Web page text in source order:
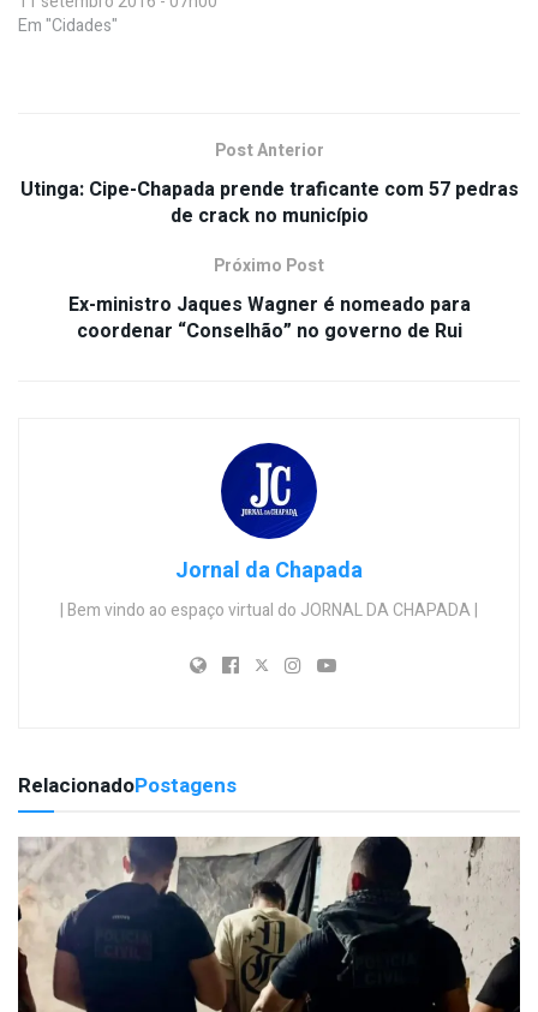
Em "Cidades"
Post Anterior
Utinga: Cipe-Chapada prende traficante com 57 pedras
de crack no município
Próximo Post
Ex-ministro Jaques Wagner é nomeado para
coordenar “Conselhão” no governo de Rui
Jornal da Chapada
| Bem vindo ao espaço virtual do JORNAL DA CHAPADA |
RelacionadoPostagens